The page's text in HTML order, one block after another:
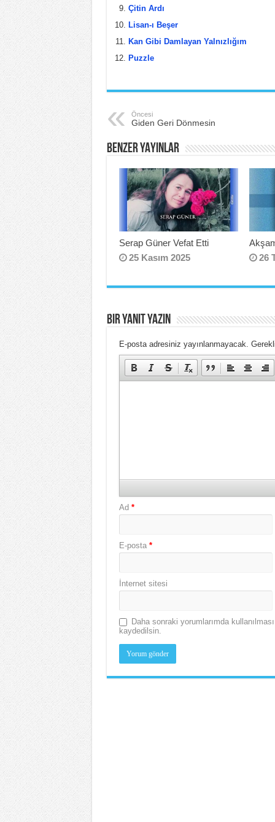
Çitin Ardı
Lisan-ı Beşer
Kan Gibi Damlayan Yalnızlığım
Puzzle
Öncesi
Giden Geri Dönmesin
BENZER YAYINLAR
Serap Güner Vefat Etti
25 Kasım 2025
26
Bir yanıt yazın
E-posta adresiniz yayınlanmayacak.
Ad *
E-posta *
İnternet sitesi
Daha sonraki yorumlarımda
kaydedilsin.